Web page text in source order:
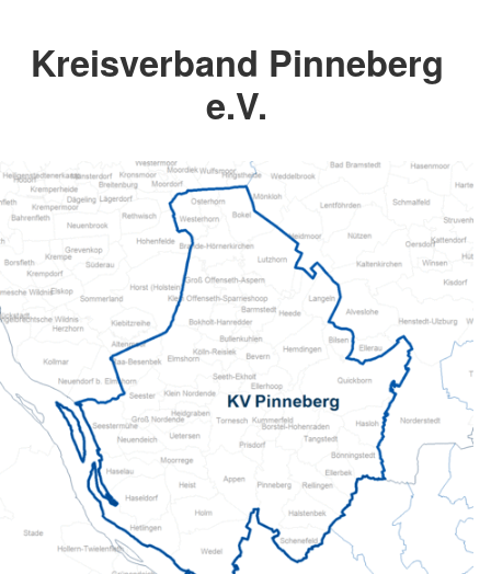
Kreisverband Pinneberg
e.V.